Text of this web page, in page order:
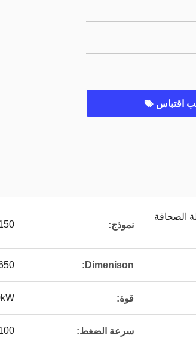
اقتباس
الصحافة
نموذج:
Dimenison:
* 2700mm
قوة:
سرعة الضغط: